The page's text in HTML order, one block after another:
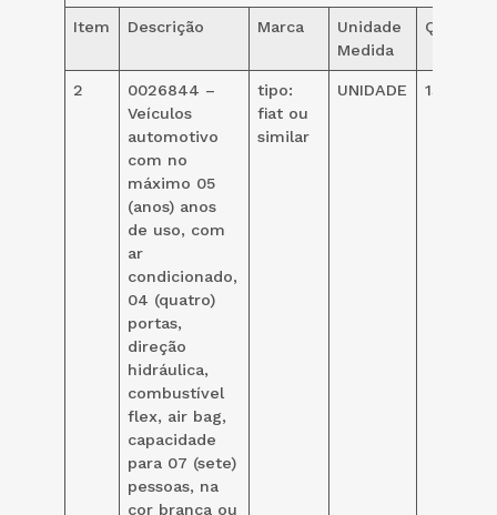
Item Descrição Marca
Unidade
Medida
Quant.
2
0026844 –
Veículos
automotivo
com no
máximo 05
(anos) anos
de uso, com
ar
condicionado,
04 (quatro)
portas,
direção
hidráulica,
combustível
flex, air bag,
capacidade
para 07 (sete)
pessoas, na
cor branca ou
tipo:
fiat ou
similar
UNIDADE 132,00